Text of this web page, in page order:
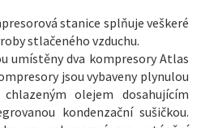
stanice splňuje veškeré
stlačeného vzduchu.
umístěny dva kompresory Atlas
jsou vybaveny plynulou
olejem dosahujícím
kondenzační sušičkou.